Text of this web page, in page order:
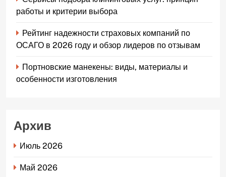
работы и критерии выбора
Рейтинг надежности страховых компаний по
ОСАГО в 2026 году и обзор лидеров по отзывам
Портновские манекены: виды, материалы и
особенности изготовления
Архив
Июль 2026
Май 2026